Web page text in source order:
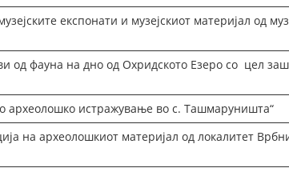
експонати и музејскиот материјал од
од фауна на дно од Охридското Езеро со цел
археолошко истражување во с. Ташмаруништа“
на археолошкиот материјал од локалитет